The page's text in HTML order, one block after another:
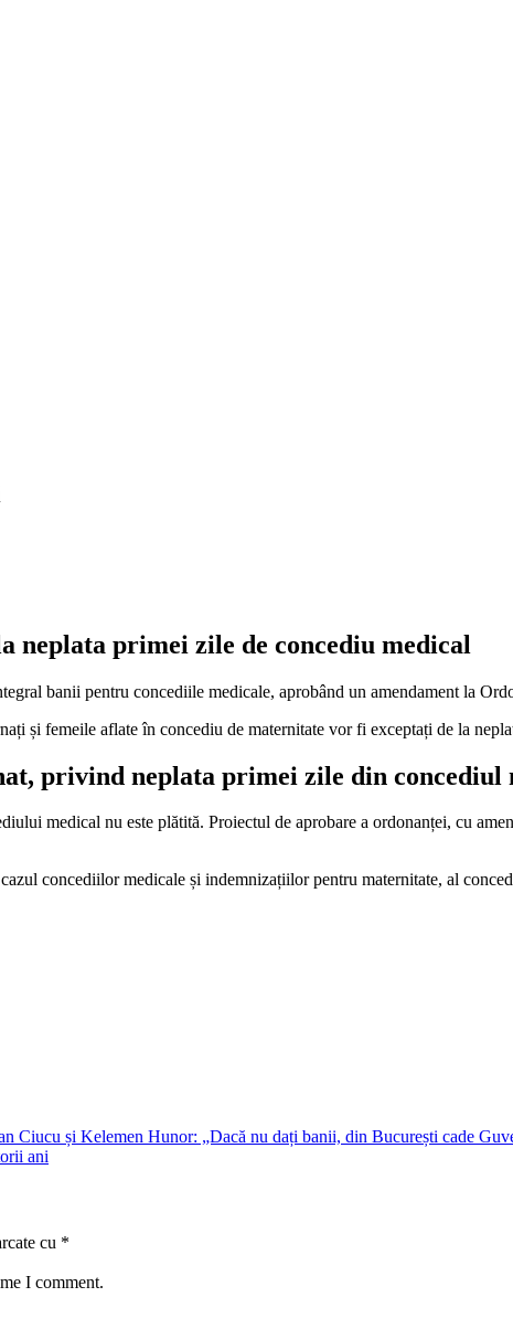
neplata primei zile de concediu medical
banii pentru concediile medicale, aprobând un amendament la
și femeile aflate în concediu de maternitate vor fi exceptați de la
privind neplata primei zile din concediul
medical nu este plătită. Proiectul de aprobare a ordonanței, cu
concediilor medicale și indemnizațiilor pentru maternitate, al
Ciucu și Kelemen Hunor: „Dacă nu dați banii, din București cade
ani
cu *
I comment.